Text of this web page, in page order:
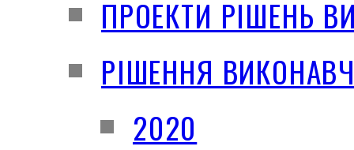
ПРОЕКТИ РІШЕНЬ
РІШЕННЯ
2020